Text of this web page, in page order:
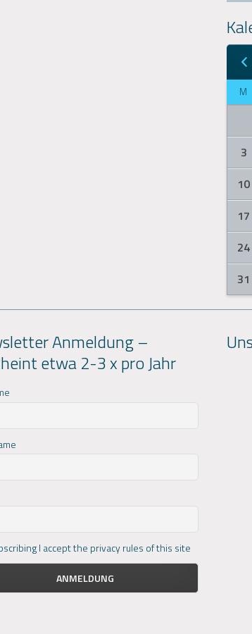
M
3
10
17
24
31
Anmeldung –
etwa 2-3 x pro Jahr
I accept the privacy rules of this site